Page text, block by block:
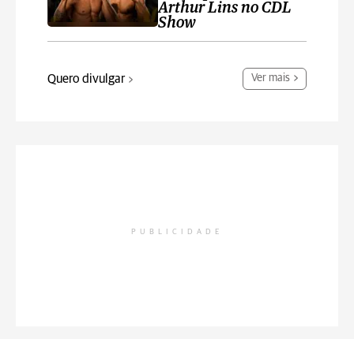
Arthur Lins no CDL
Show
Quero divulgar Ver mais
PUBLICIDADE